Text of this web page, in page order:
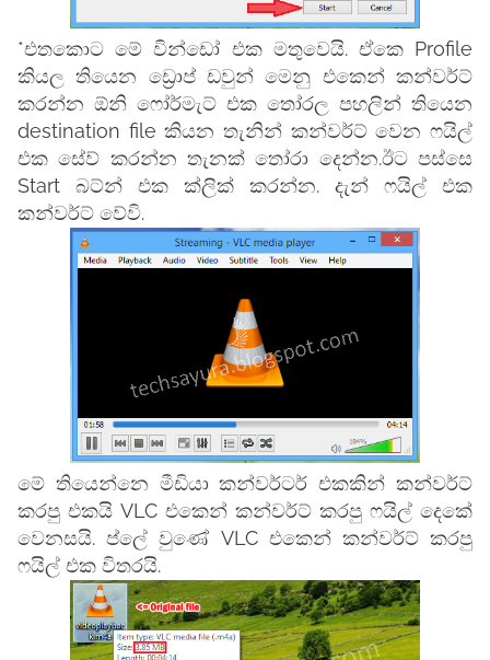
*එතකොට මේ වින්ඩෝ එක මතුවෙයි. ඒකෙ Profile
කියල තියෙන ඩ්‍රොප් ඩවුන් මෙනු එකෙන් කන්වර්ට්
කරන්න ඕනි ෆෝර්මැට් එක ‍තෝරල පහලින් තියෙන
destination file කියන තැනින් කන්වර්ට් වෙන ෆයිල්
එක සේව් කරන්න තැනක් ‍තෝරා දෙන්න.ඊට පස්සෙ
Start බට්න් එක ක්ලික් කරන්න. දැන් ෆයිල් එක
කන්වර්ට් වේවි.
මේ තියෙන්නෙ මීඩියා කන්වර්ටර් එකකින් කන්වර්ට්
කරපු එකයි VLC එකෙන් කන්වර්ට් කරපු ෆයිල් දෙකේ
වෙනසයි. ප්ලේ වුණේ VLC එකෙන් කන්වර්ට් කරපු
ෆයිල් එක විතරයි.